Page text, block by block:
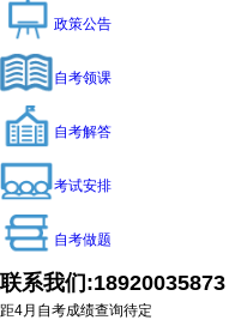
政策公告
自考领课
自考解答
考试安排
自考做题
联系我们:18920035873
距4月自考成绩查询待定